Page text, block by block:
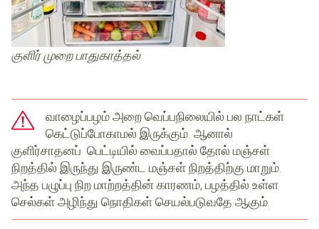
குளிர் முறை பாதுகாத்தல்
வாழைப்பழம்அறை வெப்பநிலையில் பல நாட்கள்
கெட்டுப்போகாமல் இருக்கும். ஆனால்
குளிர்சாதனப் பெட்டியில் வைப்பதால் தோல் மஞ்சள்
நிறத்தில் இருந்து இருண்ட மஞ்சள் நிறத்திற்கு மாறும்.
அந்த பழுப்பு நிற மாற்றத்தின் காரணம், பழத்தில் உள்ள
செல்கள் அழிந்து நொதிகள் செயல்படுவதே ஆகும்.